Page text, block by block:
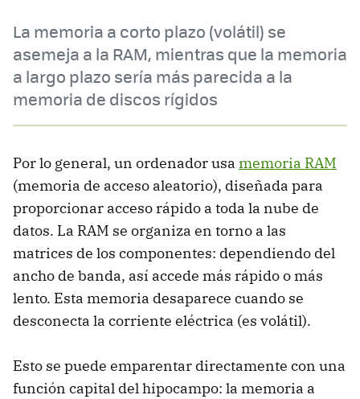
La memoria a corto plazo (volátil) se
asemeja a la RAM, mientras que la memoria
a largo plazo sería más parecida a la
memoria de discos rígidos
Por lo general, un ordenador usa memoria RAM
(memoria de acceso aleatorio), diseñada para
proporcionar acceso rápido a toda la nube de
datos. La RAM se organiza en torno a las
matrices de los componentes: dependiendo del
ancho de banda, así accede más rápido o más
lento. Esta memoria desaparece cuando se
desconecta la corriente eléctrica (es volátil).
Esto se puede emparentar directamente con una
función capital del hipocampo: la memoria a